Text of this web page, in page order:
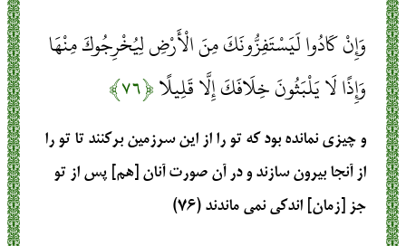
وَإِنْ كَادُوا لَيَسْتَفِزُّونَكَ مِنَ الْأَرْضِ لِيُخْرِجُوكَ مِنْهَا
وَإِذًا لَا يَلْبَثُونَ خِلَافَكَ إِلَّا قَلِيلًا﴿۷۶﴾
و چيزى نمانده بود كه تو را از اين سرزمين بركنند تا تو را
از آنجا بيرون سازند و در آن صورت آنان [هم] پس از تو
جز [زمان] اندكى نمى‏ ماندند (۷۶)